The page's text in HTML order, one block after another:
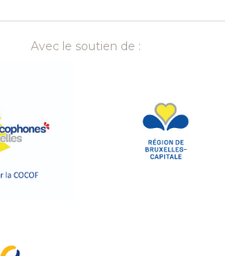
Avec le soutien de :